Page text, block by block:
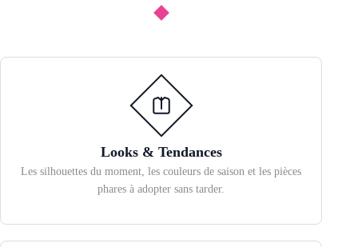
Looks & Tendances
Les silhouettes du moment, les couleurs de saison et les pièces
phares à adopter sans tarder.